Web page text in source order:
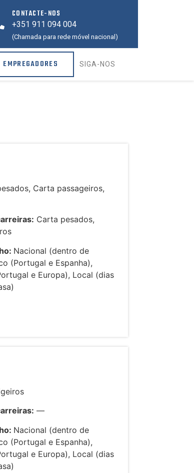
CONTACTE-NOS
+351 911 094 004
(Chamada para rede móvel nacional)
EMPREGADORES SIGA-NOS
Carta passageiros,
Carta pesados,
Nacional (dentro de
(Portugal e Espanha),
e Europa), Local (dias
—
Nacional (dentro de
(Portugal e Espanha),
e Europa), Local (dias